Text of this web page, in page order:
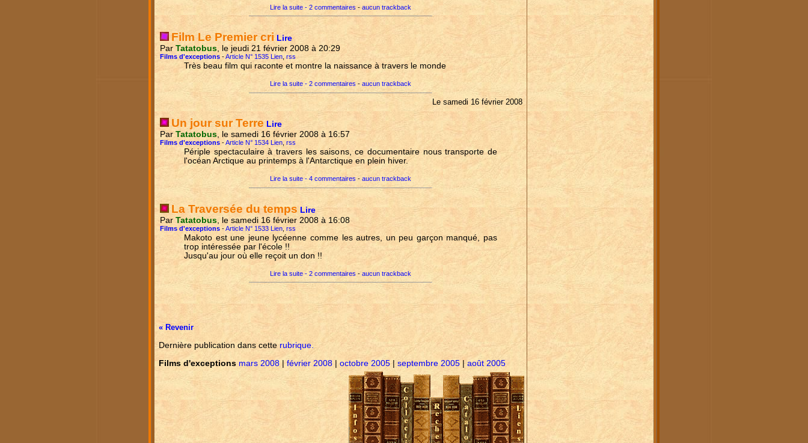
Lire la suite - 2 commentaires - aucun trackback
Film Le Premier cri Lire
Par Tatatobus, le jeudi 21 février 2008 à 20:29
Films d'exceptions -Article N° 1535 Lien rss
Très beau film qui raconte et montre la naissance à travers le monde
Lire la suite - 2 commentaires - aucun trackback
Le samedi 16 février 2008
Un jour sur Terre Lire
Par Tatatobus , le samedi 16 février 2008 à 16:57
Films d'exceptions -Article N° 1534 Lien rss
Périple spectaculaire à travers les saisons, ce documentaire nous transporte de
l'océan Arctique au printemps à l'Antarctique en plein hiver.
Lire la suite - 4 commentaires - aucun trackback
La Traversée du temps Lire
Par Tatatobus , le samedi 16 février 2008 à 16:08
Films d'exceptions -Article N° 1533 Lien rss
Makoto est une jeune lycéenne comme les autres, un peu garçon manqué, pas
trop intéressée par l'école !!
Jusqu'au jour où elle reçoit un don !!
Lire la suite - 2 commentaires - aucun trackback
« Revenir
Dernière publication dans cette rubrique.
Films d'exceptions mars 2008 |février 2008 |octobre 2005 | septembre 2005 août 2005